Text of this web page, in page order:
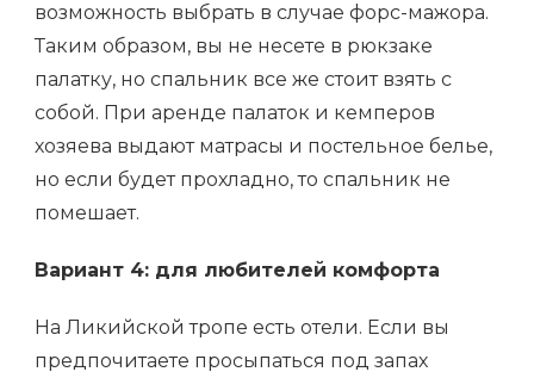
возможность выбрать в случае форс-мажора.
Таким образом, вы не несете в рюкзаке
палатку, но спальник все же стоит взять с
собой. При аренде палаток и кемперов
хозяева выдают матрасы и постельное белье,
но если будет прохладно, то спальник не
помешает.
Вариант 4: для любителей комфорта
На Ликийской тропе есть отели. Если вы
предпочитаете просыпаться под запах